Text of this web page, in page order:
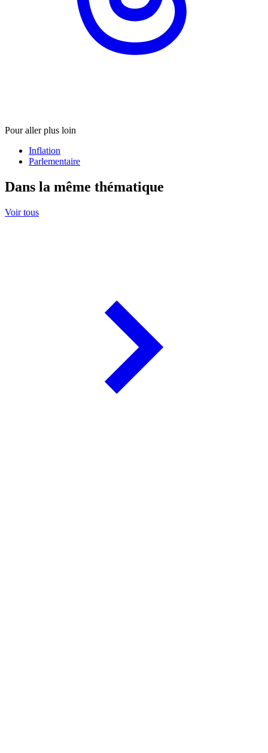
Pour aller plus loin
Inflation
Parlementaire
Dans la même thématique
Voir tous